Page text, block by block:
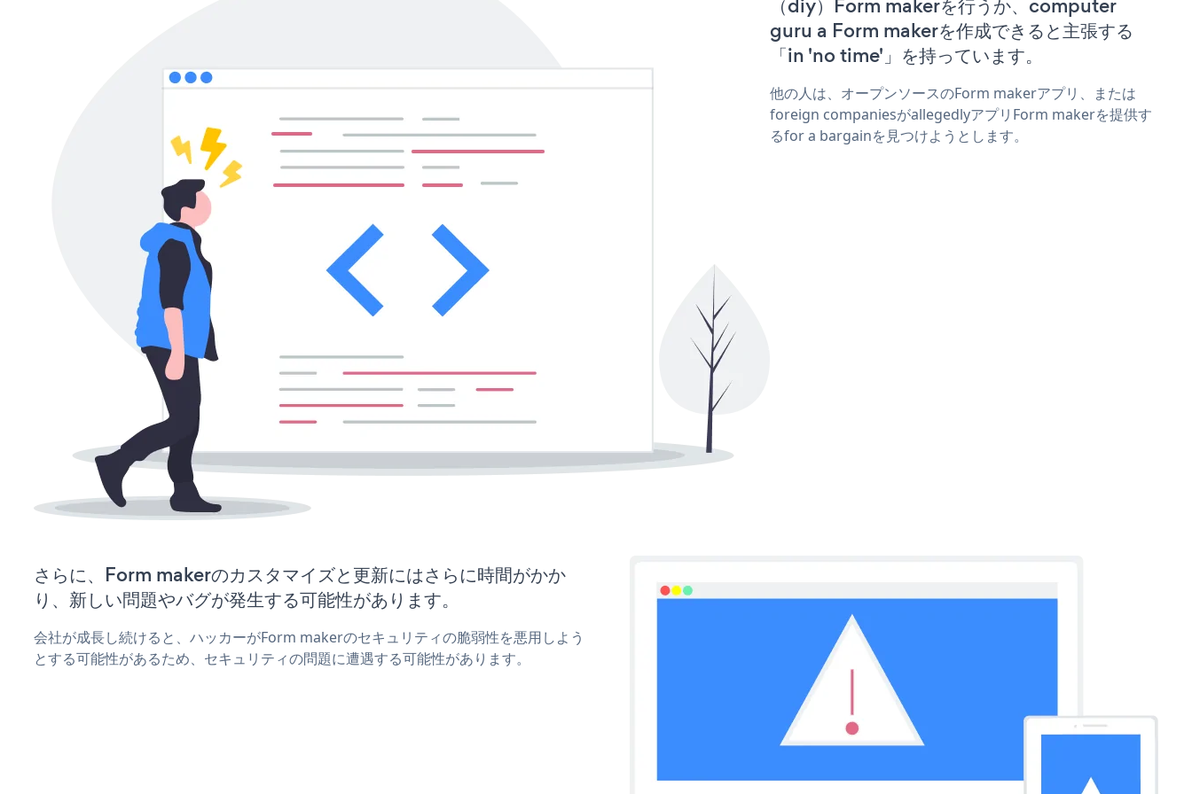
（diy）Form makerを行うか、computer
guru a Form makerを作成できると主張する
「in 'no time'」を持っています。
他の人は、オープンソースのForm makerアプリ、または
foreign companiesがallegedlyアプリForm makerを提供す
るfor a bargainを見つけようとします。
さらに、Form makerのカスタマイズと更新にはさらに時間がかか
り、新しい問題やバグが発生する可能性があります。
会社が成長し続けると、ハッカーがForm makerのセキュリティの脆弱性を悪用しよう
とする可能性があるため、セキュリティの問題に遭遇する可能性があります。